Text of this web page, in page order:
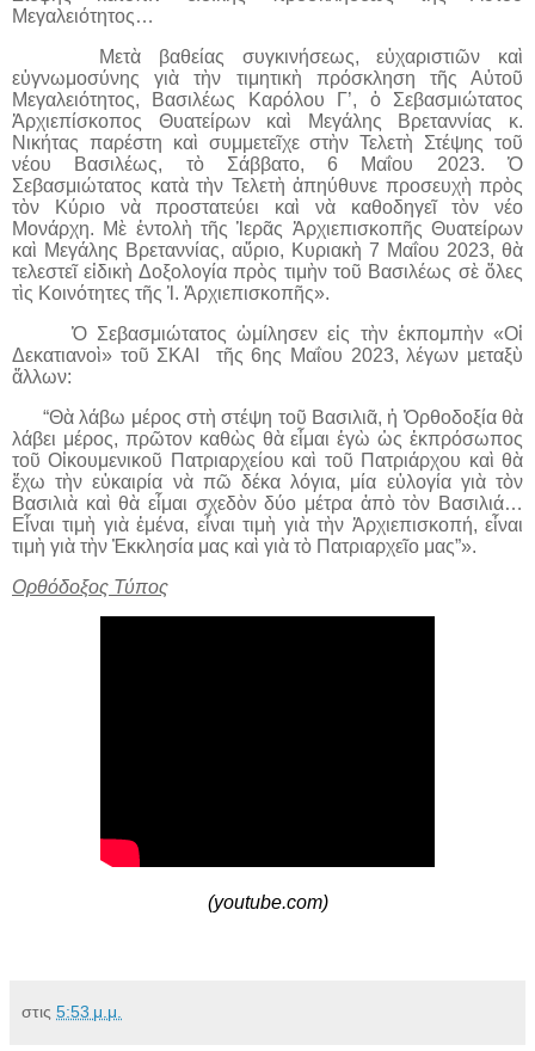
Μεγαλειότητος…
Μετὰ βαθείας συγκινήσεως, εὐχαριστιῶν καὶ
εὐγνωμοσύνης γιὰ τὴν τιμητικὴ πρόσκληση τῆς Αὐτοῦ
Μεγαλειότητος, Βασιλέως Καρόλου Γ’, ὁ Σεβασμιώτατος
Ἀρχιεπίσκοπος Θυατείρων καὶ Μεγάλης Βρεταννίας κ.
Νικήτας παρέστη καὶ συμμετεῖχε στὴν Τελετὴ Στέψης τοῦ
νέου Βασιλέως, τὸ Σάββατο, 6 Μαΐου 2023. Ὁ
Σεβασμιώτατος κατὰ τὴν Τελετὴ ἀπηύθυνε προσ­ευχὴ πρὸς
τὸν Κύριο νὰ προστατεύει καὶ νὰ καθοδηγεῖ τὸν νέο
Μονάρχη. Μὲ ἐντολὴ τῆς Ἱερᾶς Ἀρχιεπισκοπῆς Θυατείρων
καὶ Μεγάλης Βρεταννίας, αὔριο, Κυριακὴ 7 Μαΐου 2023, θὰ
τελεστεῖ εἰδικὴ Δοξολογία πρὸς τιμὴν τοῦ Βασιλέως σὲ ὅλες
τὶς Κοινότητες τῆς Ἱ. Ἀρχιεπισκοπῆς».
Ὁ Σεβασμιώτατος ὡμίλησεν εἰς τὴν ἐκπομπὴν «Οἱ
Δεκατιανοὶ» τοῦ ΣΚΑΙ τῆς 6ης Μαΐου 2023, λέγων μεταξὺ
ἄλλων:
“Θὰ λάβω μέρος στὴ στέψη τοῦ Βασιλιᾶ, ἡ Ὀρθοδοξία θὰ
λάβει μέρος, πρῶτον καθὼς θὰ εἶμαι ἐγὼ ὡς ἐκπρόσωπος
τοῦ Οἰκουμενικοῦ Πατριαρχείου καὶ τοῦ Πατριάρχου καὶ θὰ
ἔχω τὴν εὐκαιρία νὰ πῶ δέκα λόγια, μία εὐλογία γιὰ τὸν
Βασιλιὰ καὶ θὰ εἶμαι σχεδὸν δύο μέτρα ἀπὸ τὸν Βασιλιά…
Εἶναι τιμὴ γιὰ ἐμένα, εἶναι τιμὴ γιὰ τὴν Ἀρχιεπισκοπή, εἶναι
τιμὴ γιὰ τὴν Ἐκκλησία μας καὶ γιὰ τὸ Πατριαρχεῖο μας”».
Ορθόδοξος Τύπος
(youtube.com)
στις 5:53 μ.μ.